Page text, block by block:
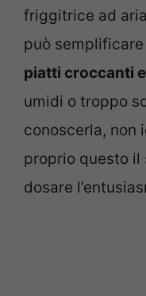
friggitrice ad
può
piatti croccanti
umidi o troppo
conoscerla, non
proprio questo il
dosare